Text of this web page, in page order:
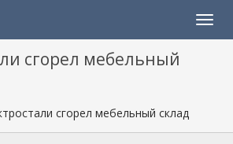
сгорел мебельный
сгорел мебельный склад